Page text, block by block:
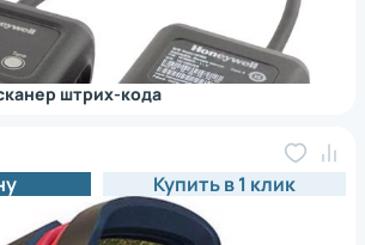
штрих-кода
Купить в 1 клик